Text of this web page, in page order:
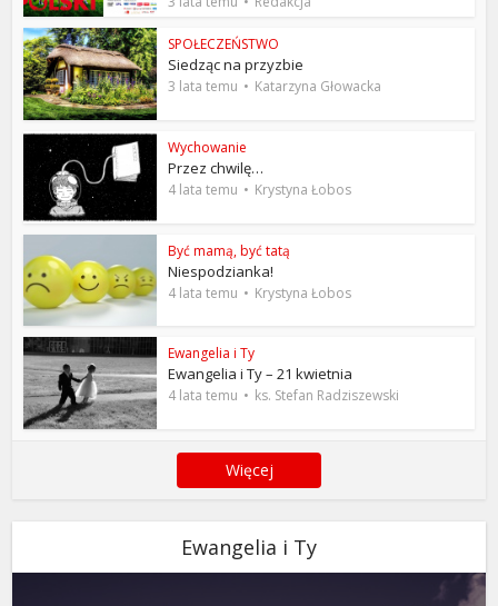
SPOŁECZEŃSTWO
Siedząc na przyzbie
3 lata temu Katarzyna Głowacka
Wychowanie
Przez chwilę…
4 lata temu Krystyna Łobos
Być mamą, być tatą
Niespodzianka!
4 lata temu Krystyna Łobos
Ewangelia i Ty
Ewangelia i Ty – 21 kwietnia
4 lata temu ks. Stefan Radziszewski
Więcej
Ewangelia i Ty